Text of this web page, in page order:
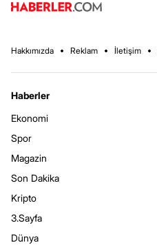
Hakkımızda Reklam İletişim
Haberler
Ekonomi
Spor
Magazin
Son Dakika
Kripto
3.Sayfa
Dünya